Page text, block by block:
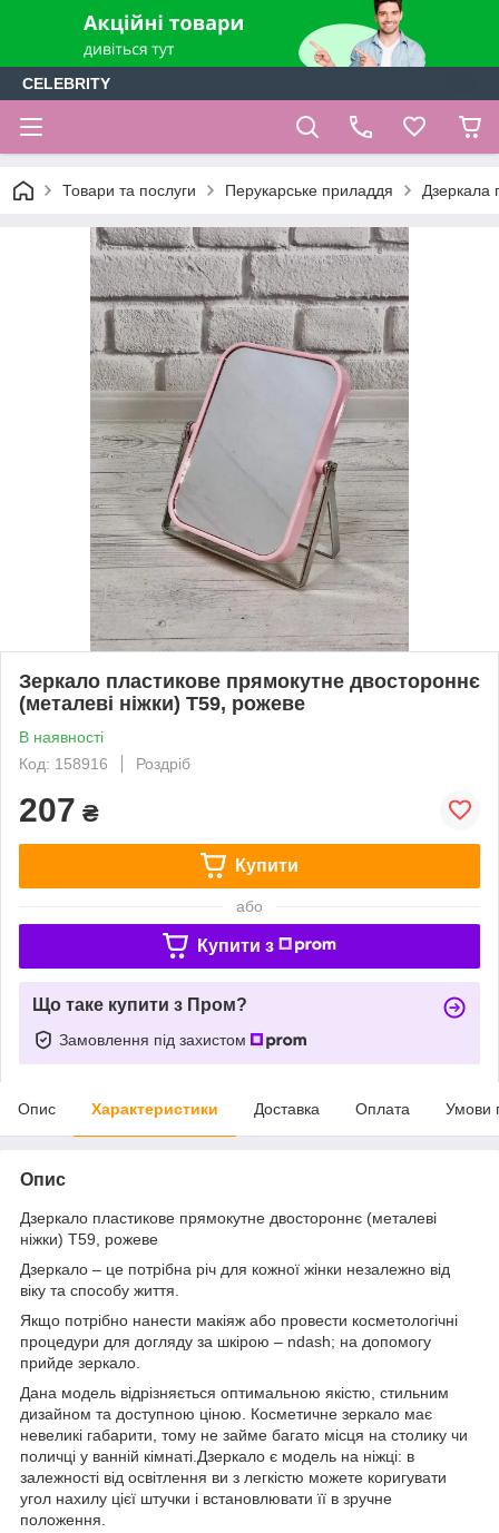
CELEBRITY
Товари та послуги Перукарське приладдя Дзеркала
Зеркало пластикове прямокутне двостороннє
(металеві ніжки) T59, рожеве
В наявності
Код: 158916
Роздріб
207 ₴
Купити
або
Купити з
Що таке купити з Пром?
Замовлення під захистом
Опис Характеристики Доставка Оплата Умови
Опис
Дзеркало пластикове прямокутне двостороннє (металеві
ніжки) T59, рожеве
Дзеркало – це потрібна річ для кожної жінки незалежно від
віку та способу життя.
Якщо потрібно нанести макіяж або провести косметологічні
процедури для догляду за шкірою – ndash; на допомогу
прийде зеркало.
Дана модель відрізняється оптимальною якістю, стильним
дизайном та доступною ціною. Косметичне зеркало має
невеликі габарити, тому не займе багато місця на столику чи
поличці у ванній кімнаті.Дзеркало є модель на ніжці: в
залежності від освітлення ви з легкістю можете коригувати
угол нахилу цієї штучки і встановлювати її в зручне
положення.